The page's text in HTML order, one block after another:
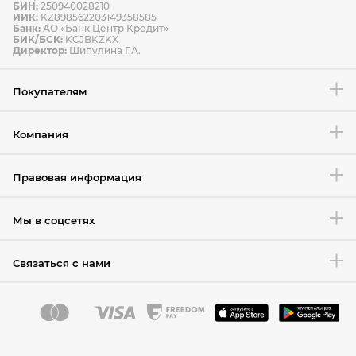
Условия возврата товара
БИН: 250940028210
ИИК: KZ898562203149358585
Банк: АО «Банк Центр Кредит»
БИК/БСК: KCJBKZKX
Директор: Шипулина Г.А.
Покупателям
Компания
Правовая информация
Мы в соцсетях
Связаться с нами